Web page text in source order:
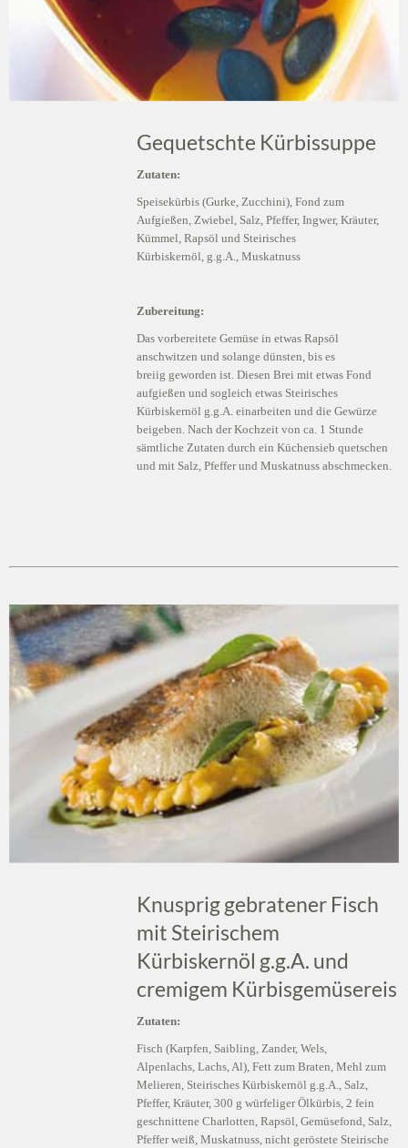
Gequetschte Kürbissuppe
Zutaten:
Speisekürbis (Gurke, Zucchini), Fond zum
Aufgießen, Zwiebel, Salz, Pfeffer, Ingwer, Kräuter,
Kümmel, Rapsöl und Steirisches
Kürbiskernöl, g.g.A., Muskatnuss
Zubereitung:
Das vorbereitete Gemüse in etwas Rapsöl
anschwitzen und solange dünsten, bis es
breiig geworden ist. Diesen Brei mit etwas Fond
aufgießen und sogleich etwas Steirisches
Kürbiskernöl g.g.A. einarbeiten und die Gewürze
beigeben. Nach der Kochzeit von ca. 1 Stunde
sämtliche Zutaten durch ein Küchensieb quetschen
und mit Salz, Pfeffer und Muskatnuss abschmecken.
Knusprig gebratener Fisch
mit Steirischem
Kürbiskernöl g.g.A. und
cremigem Kürbisgemüsereis
Zutaten:
Fisch (Karpfen, Saibling, Zander, Wels,
Alpenlachs, Lachs, Al), Fett zum Braten, Mehl zum
Melieren, Steirisches Kürbiskernöl g.g.A., Salz,
Pfeffer, Kräuter, 300 g würfeliger Ölkürbis, 2 fein
geschnittene Charlotten, Rapsöl, Gemüsefond, Salz,
Pfeffer weiß, Muskatnuss, nicht geröstete Steirische